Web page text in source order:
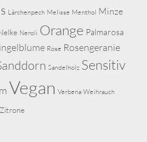
Lärchenpech Melisse Menthol Minze
Neroli Orange Palmarosa
Rose Rosengeranie
Sandelholz Sensitiv
Vegan Verbena Weihrauch
Zitrone